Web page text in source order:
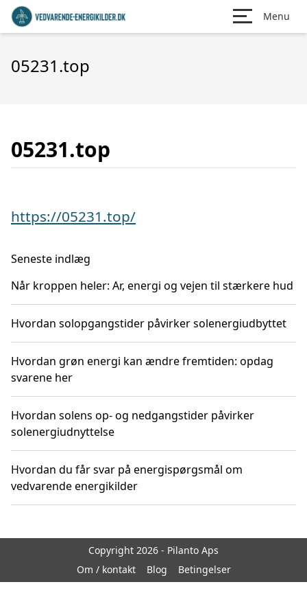
Menu
05231.top
05231.top
https://05231.top/
Seneste indlæg
Når kroppen heler: Ar, energi og vejen til stærkere hud
Hvordan solopgangstider påvirker solenergiudbyttet
Hvordan grøn energi kan ændre fremtiden: opdag
svarene her
Hvordan solens op- og nedgangstider påvirker
solenergiudnyttelse
Hvordan du får svar på energispørgsmål om
vedvarende energikilder
Copyright 2026 - Pilanto Aps
Om / kontakt
Blog Betingelser